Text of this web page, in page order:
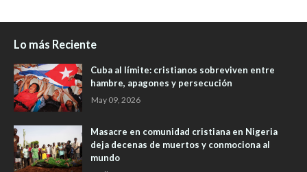
Lo más Reciente
Cuba al límite: cristianos sobreviven entre
hambre, apagones y persecución
May 09, 2026
Masacre en comunidad cristiana en Nigeria
deja decenas de muertos y conmociona al
mundo